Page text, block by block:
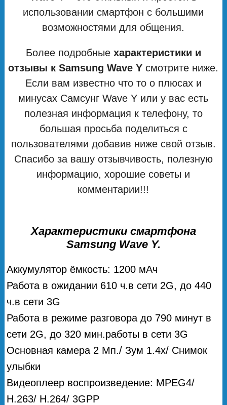
использовании смартфон с большими
возможностями для общения.
Более подробные характеристики и
отзывы к Samsung Wave Y смотрите ниже.
Если вам известно что то о плюсах и
минусах Самсунг Wave Y или у вас есть
полезная информация к телефону, то
большая просьба поделиться с
пользователями добавив ниже свой отзыв.
Спасибо за вашу отзывчивость, полезную
информацию, хорошие советы и
комментарии!!!
Характеристики смартфона
Samsung Wave Y.
Аккумулятор ёмкость: 1200 мАч
Работа в ожидании 610 ч.в сети 2G, до 440
ч.в сети 3G
Работа в режиме разговора до 790 минут в
сети 2G, до 320 мин.работы в сети 3G
Основная камера 2 Мп./ Зум 1.4х/ Снимок
улыбки
Видеоплеер воспроизведение: MPEG4/
H.263/ H.264/ 3GPP